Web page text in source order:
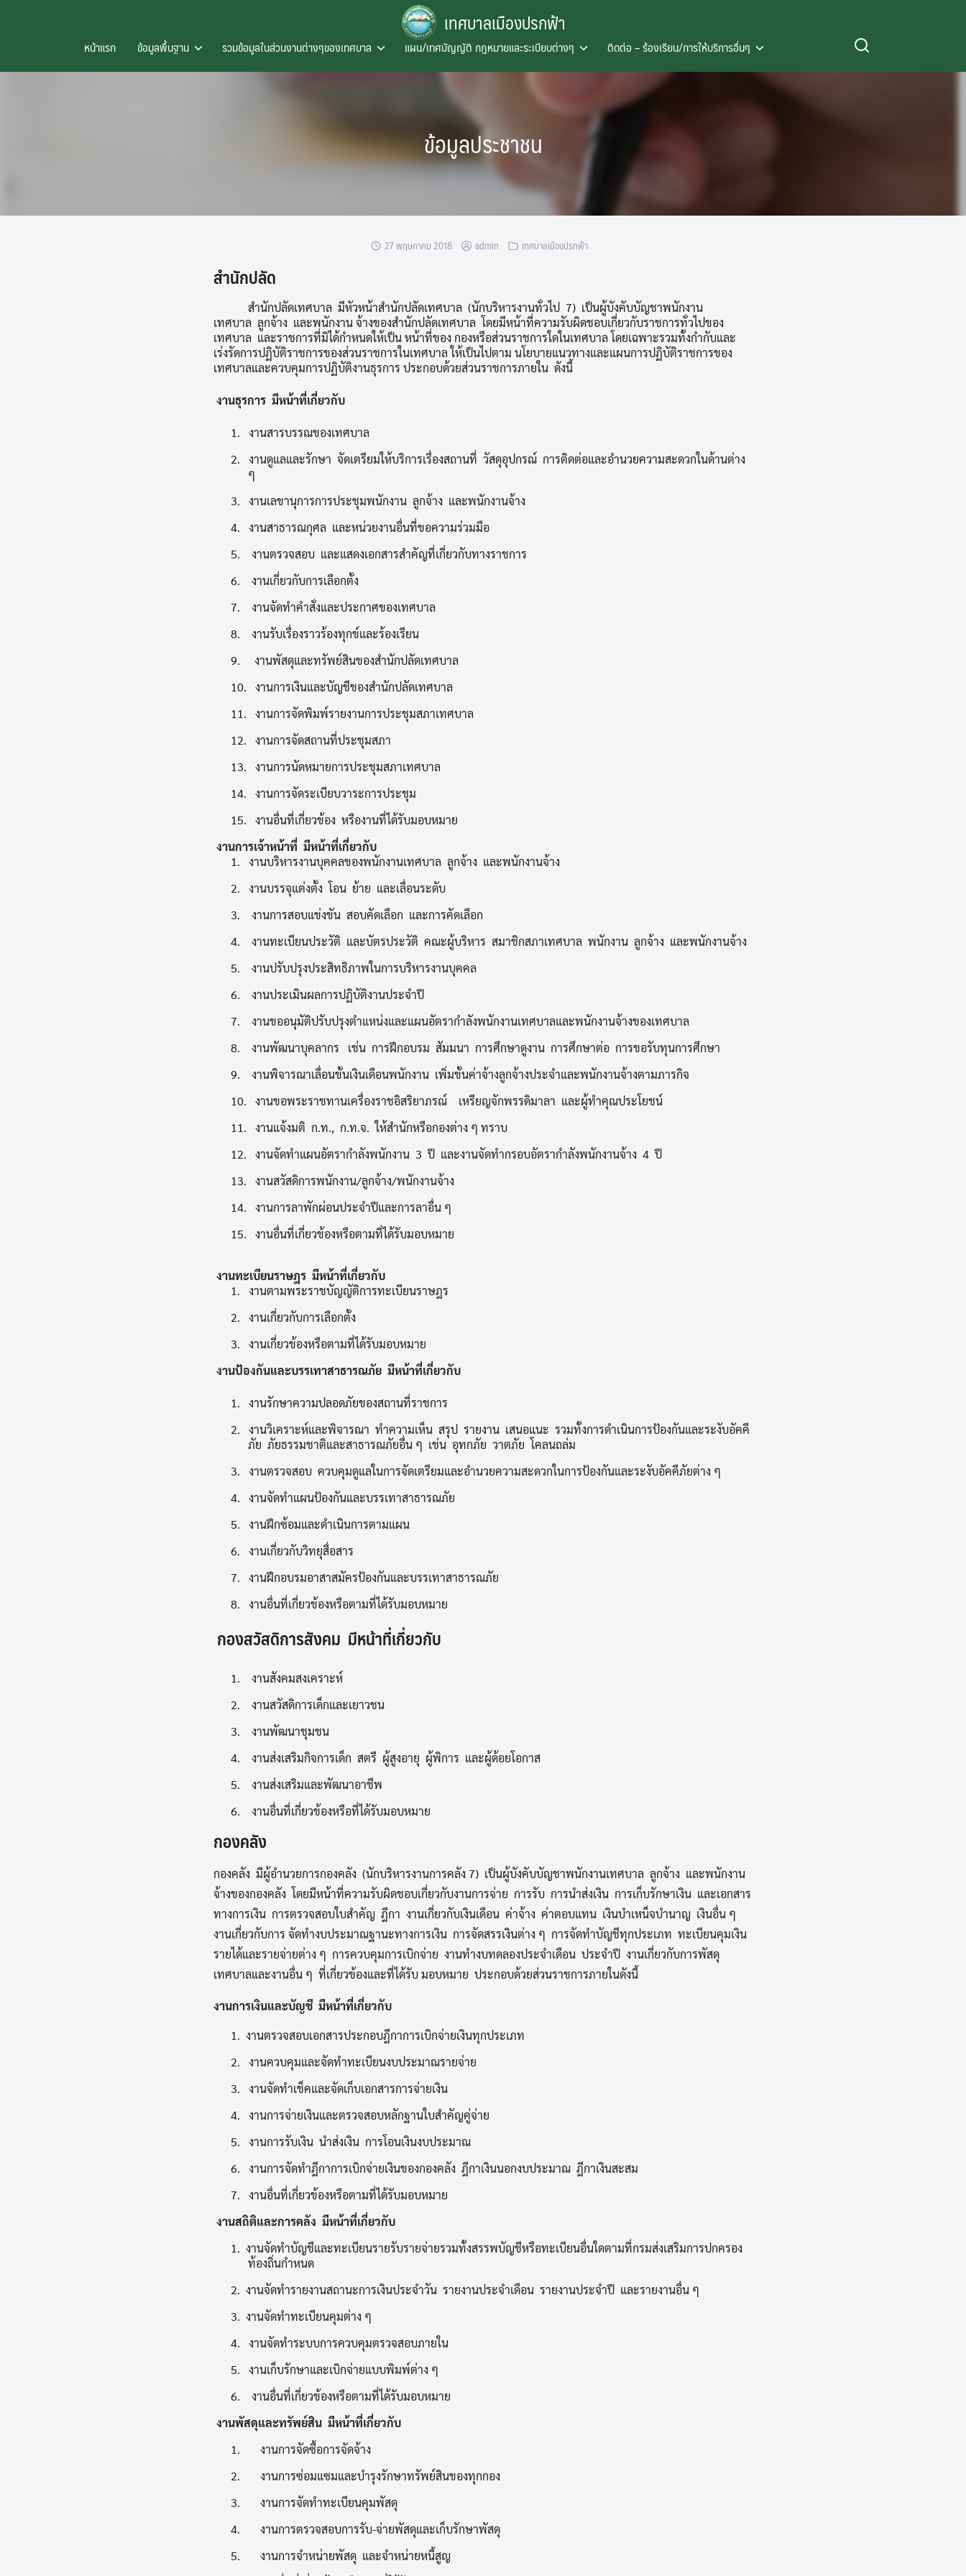
เทศบาลเมืองปรกฟ้า
หน้าแรก ข้อมูลพื้นฐาน รวมข้อมูลในส่วนงานต่างๆของเทศบาล แผน/เทศบัญญัติ กฎหมายและระเบียบต่างๆ ติดต่อ – ร้องเรียน/การให้บริการอื่นๆ
for:
ข้อมูลประชาชน
27 พฤษภาคม 2018 admin เทศบาลเมืองปรกฟ้า
สำนักปลัด
สำนักปลัดเทศบาล มีหัวหน้าสำนักปลัดเทศบาล (นักบริหารงานทั่วไป 7) เป็นผู้บังคับบัญชาพนักงาน
เทศบาล ลูกจ้าง และพนักงาน จ้างของสำนักปลัดเทศบาล โดยมีหน้าที่ความรับผิดชอบเกี่ยวกับราชการทั่วไปของ
เทศบาล และราชการที่มิได้กำหนดให้เป็น หน้าที่ของ กองหรือส่วนราชการใดในเทศบาล โดยเฉพาะรวมทั้งกำกับและ
เร่งรัดการปฏิบัติราชการของส่วนราชการในเทศบาล ให้เป็นไปตาม นโยบายแนวทางและแผนการปฏิบัติราชการของ
เทศบาลและควบคุมการปฏิบัติงานธุรการ ประกอบด้วยส่วนราชการภายใน ดังนี้
งานธุรการ มีหน้าที่เกี่ยวกับ
1. งานสารบรรณของเทศบาล
2. งานดูแลและรักษา จัดเตรียมให้บริการเรื่องสถานที่ วัสดุอุปกรณ์ การติดต่อและอำนวยความสะดวกในด้านต่าง
ๆ
3. งานเลขานุการการประชุมพนักงาน ลูกจ้าง และพนักงานจ้าง
4. งานสาธารณกุศล และหน่วยงานอื่นที่ขอความร่วมมือ
5. งานตรวจสอบ และแสดงเอกสารสำคัญที่เกี่ยวกับทางราชการ
6. งานเกี่ยวกับการเลือกตั้ง
7. งานจัดทำคำสั่งและประกาศของเทศบาล
8. งานรับเรื่องราวร้องทุกข์และร้องเรียน
9. งานพัสดุและทรัพย์สินของสำนักปลัดเทศบาล
10. งานการเงินและบัญชีของสำนักปลัดเทศบาล
11. งานการจัดพิมพ์รายงานการประชุมสภาเทศบาล
12. งานการจัดสถานที่ประชุมสภา
13. งานการนัดหมายการประชุมสภาเทศบาล
14. งานการจัดระเบียบวาระการประชุม
15. งานอื่นที่เกี่ยวข้อง หรืองานที่ได้รับมอบหมาย
งานการเจ้าหน้าที่ มีหน้าที่เกี่ยวกับ
1. งานบริหารงานบุคคลของพนักงานเทศบาล ลูกจ้าง และพนักงานจ้าง
2. งานบรรจุแต่งตั้ง โอน ย้าย และเลื่อนระดับ
3. งานการสอบแข่งขัน สอบคัดเลือก และการคัดเลือก
4. งานทะเบียนประวัติ และบัตรประวัติ คณะผู้บริหาร สมาชิกสภาเทศบาล พนักงาน ลูกจ้าง และพนักงานจ้าง
5. งานปรับปรุงประสิทธิภาพในการบริหารงานบุคคล
6. งานประเมินผลการปฏิบัติงานประจำปี
7. งานขออนุมัติปรับปรุงตำแหน่งและแผนอัตรากำลังพนักงานเทศบาลและพนักงานจ้างของเทศบาล
8. งานพัฒนาบุคลากร เช่น การฝึกอบรม สัมมนา การศึกษาดูงาน การศึกษาต่อ การขอรับทุนการศึกษา
9. งานพิจารณาเลื่อนขั้นเงินเดือนพนักงาน เพิ่มขั้นค่าจ้างลูกจ้างประจำและพนักงานจ้างตามภารกิจ
10. งานขอพระราชทานเครื่องราชอิสริยาภรณ์ เหรียญจักพรรดิมาลา และผู้ทำคุณประโยชน์
11. งานแจ้งมติ ก.ท., ก.ท.จ. ให้สำนักหรือกองต่าง ๆ ทราบ
12. งานจัดทำแผนอัตรากำลังพนักงาน 3 ปี และงานจัดทำกรอบอัตรากำลังพนักงานจ้าง 4 ปี
13. งานสวัสดิการพนักงาน/ลูกจ้าง/พนักงานจ้าง
14. งานการลาพักผ่อนประจำปีและการลาอื่น ๆ
15. งานอื่นที่เกี่ยวข้องหรือตามที่ได้รับมอบหมาย
งานทะเบียนราษฎร มีหน้าที่เกี่ยวกับ
1. งานตามพระราชบัญญัติการทะเบียนราษฎร
2. งานเกี่ยวกับการเลือกตั้ง
3. งานเกี่ยวข้องหรือตามที่ได้รับมอบหมาย
งานป้องกันและบรรเทาสาธารณภัย มีหน้าที่เกี่ยวกับ
1. งานรักษาความปลอดภัยของสถานที่ราชการ
2. งานวิเคราะห์และพิจารณา ทำความเห็น สรุป รายงาน เสนอแนะ รวมทั้งการดำเนินการป้องกันและระงับอัคคี
ภัย ภัยธรรมชาติและสาธารณภัยอื่น ๆ เช่น อุทกภัย วาตภัย โคลนถล่ม
3. งานตรวจสอบ ควบคุมดูแลในการจัดเตรียมและอำนวยความสะดวกในการป้องกันและระงับอัคคีภัยต่าง ๆ
4. งานจัดทำแผนป้องกันและบรรเทาสาธารณภัย
5. งานฝึกซ้อมและดำเนินการตามแผน
6. งานเกี่ยวกับวิทยุสื่อสาร
7. งานฝึกอบรมอาสาสมัครป้องกันและบรรเทาสาธารณภัย
8. งานอื่นที่เกี่ยวข้องหรือตามที่ได้รับมอบหมาย
กองสวัสดิการสังคม มีหน้าที่เกี่ยวกับ
1. งานสังคมสงเคราะห์
2. งานสวัสดิการเด็กและเยาวชน
3. งานพัฒนาชุมชน
4. งานส่งเสริมกิจการเด็ก สตรี ผู้สูงอายุ ผู้พิการ และผู้ด้อยโอกาส
5. งานส่งเสริมและพัฒนาอาชีพ
6. งานอื่นที่เกี่ยวข้องหรือที่ได้รับมอบหมาย
กองคลัง
กองคลัง มีผู้อำนวยการกองคลัง (นักบริหารงานการคลัง 7) เป็นผู้บังคับบัญชาพนักงานเทศบาล ลูกจ้าง และพนักงาน
จ้างของกองคลัง โดยมีหน้าที่ความรับผิดชอบเกี่ยวกับงานการจ่าย การรับ การนำส่งเงิน การเก็บรักษาเงิน และเอกสาร
ทางการเงิน การตรวจสอบใบสำคัญ ฎีกา งานเกี่ยวกับเงินเดือน ค่าจ้าง ค่าตอบแทน เงินบำเหน็จบำนาญ เงินอื่น ๆ
งานเกี่ยวกับการ จัดทำงบประมาณฐานะทางการเงิน การจัดสรรเงินต่าง ๆ การจัดทำบัญชีทุกประเภท ทะเบียนคุมเงิน
รายได้และรายจ่ายต่าง ๆ การควบคุมการเบิกจ่าย งานทำงบทดลองประจำเดือน ประจำปี งานเกี่ยวกับการพัสดุ
เทศบาลและงานอื่น ๆ ที่เกี่ยวข้องและที่ได้รับ มอบหมาย ประกอบด้วยส่วนราชการภายในดังนี้
งานการเงินและบัญชี มีหน้าที่เกี่ยวกับ
1. งานตรวจสอบเอกสารประกอบฎีกาการเบิกจ่ายเงินทุกประเภท
2. งานควบคุมและจัดทำทะเบียนงบประมาณรายจ่าย
3. งานจัดทำเช็คและจัดเก็บเอกสารการจ่ายเงิน
4. งานการจ่ายเงินและตรวจสอบหลักฐานใบสำคัญคู่จ่าย
5. งานการรับเงิน นำส่งเงิน การโอนเงินงบประมาณ
6. งานการจัดทำฎีกาการเบิกจ่ายเงินของกองคลัง ฎีกาเงินนอกงบประมาณ ฎีกาเงินสะสม
7. งานอื่นที่เกี่ยวข้องหรือตามที่ได้รับมอบหมาย
งานสถิติและการคลัง มีหน้าที่เกี่ยวกับ
1. งานจัดทำบัญชีและทะเบียนรายรับรายจ่ายรวมทั้งสรรพบัญชีหรือทะเบียนอื่นใดตามที่กรมส่งเสริมการปกครอง
ท้องถิ่นกำหนด
2. งานจัดทำรายงานสถานะการเงินประจำวัน รายงานประจำเดือน รายงานประจำปี และรายงานอื่น ๆ
3. งานจัดทำทะเบียนคุมต่าง ๆ
4. งานจัดทำระบบการควบคุมตรวจสอบภายใน
5. งานเก็บรักษาและเบิกจ่ายแบบพิมพ์ต่าง ๆ
6. งานอื่นที่เกี่ยวข้องหรือตามที่ได้รับมอบหมาย
งานพัสดุและทรัพย์สิน มีหน้าที่เกี่ยวกับ
1. งานการจัดซื้อการจัดจ้าง
2. งานการซ่อมแซมและบำรุงรักษาทรัพย์สินของทุกกอง
3. งานการจัดทำทะเบียนคุมพัสดุ
4. งานการตรวจสอบการรับ-จ่ายพัสดุและเก็บรักษาพัสดุ
5. งานการจำหน่ายพัสดุ และจำหน่ายหนี้สูญ